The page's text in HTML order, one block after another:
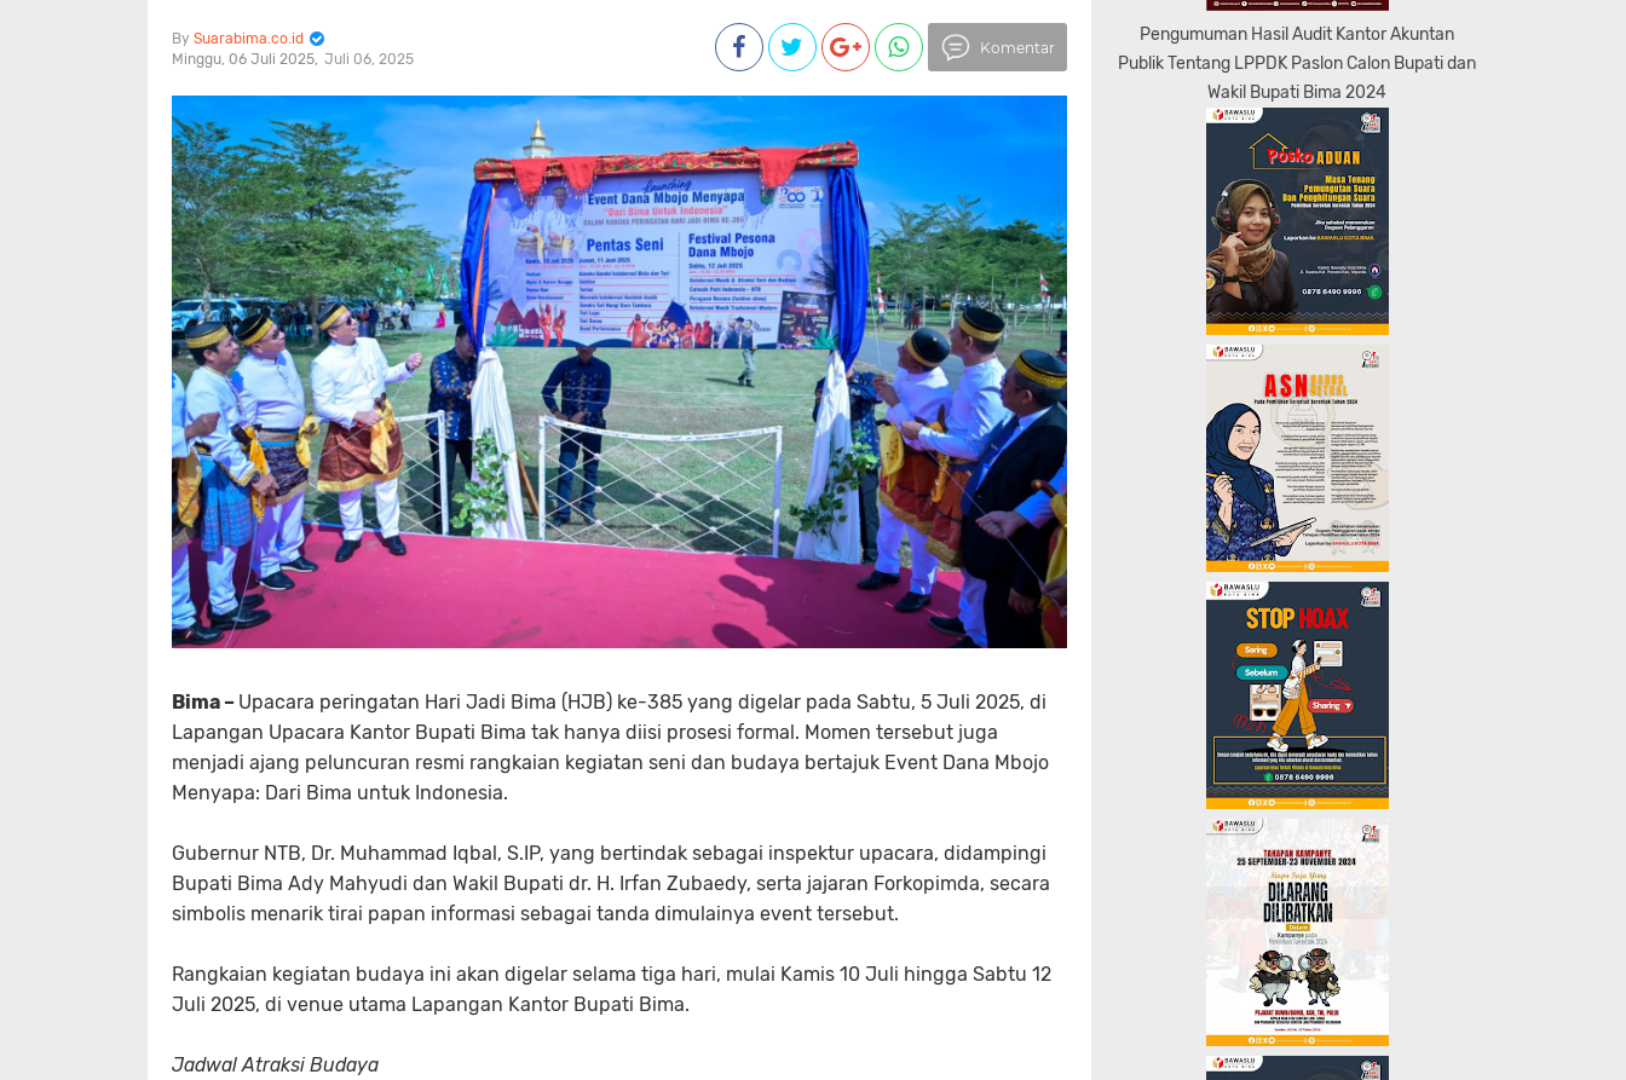
Suarabima.co.id
Minggu, 06 Juli 2025 Juli 06, 2025
Komentar
Bima – Upacara peringatan Hari Jadi Bima (HJB) ke-385 yang digelar pada Sabtu, 5 Juli 2025, di
Lapangan Upacara Kantor Bupati Bima tak hanya diisi prosesi formal. Momen tersebut juga
menjadi ajang peluncuran resmi rangkaian kegiatan seni dan budaya bertajuk Event Dana Mbojo
Menyapa: Dari Bima untuk Indonesia.
Gubernur NTB, Dr. Muhammad Iqbal, S.IP, yang bertindak sebagai inspektur upacara, didampingi
Bupati Bima Ady Mahyudi dan Wakil Bupati dr. H. Irfan Zubaedy, serta jajaran Forkopimda, secara
simbolis menarik tirai papan informasi sebagai tanda dimulainya event tersebut.
Rangkaian kegiatan budaya ini akan digelar selama tiga hari, mulai Kamis 10 Juli hingga Sabtu 12
Juli 2025, di venue utama Lapangan Kantor Bupati Bima.
Jadwal Atraksi Budaya
Pengumuman Hasil Audit Kantor Akuntan
Publik Tentang LPPDK Paslon Calon Bupati dan
Wakil Bupati Bima 2024